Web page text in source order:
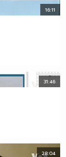
16:11
31:46
28:04